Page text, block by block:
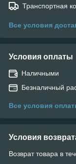
Транспортная
Все условия
Условия оплаты
Наличными
Безналичный
Все условия
Условия
Возврат товара в